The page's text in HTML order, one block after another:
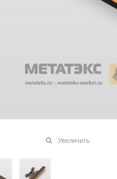
Увеличить